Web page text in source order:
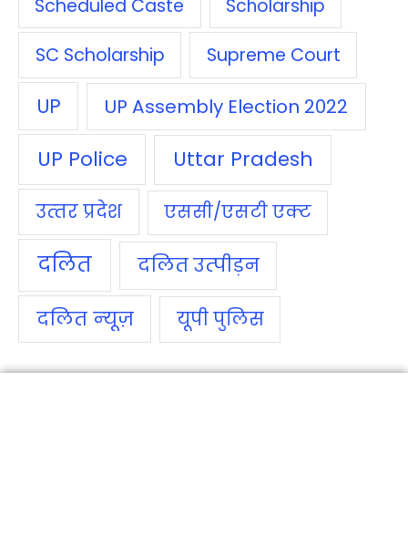
Scheduled Caste Scholarship
SC Scholarship Supreme Court
UP UP Assembly Election 2022
UP Police Uttar Pradesh
उत्‍तर प्रदेश एससी/एसटी एक्‍ट
दलित दलित उत्‍पीड़न
दलित न्‍यूज़ यूपी पुलिस